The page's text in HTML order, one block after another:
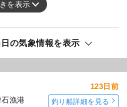
を表示
の気象情報を表示
漁港
123日前
釣り船詳細を見る